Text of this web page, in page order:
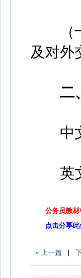
（十
及对外
二
中文
英文
公务员教
点击分享此
« 上一篇 |